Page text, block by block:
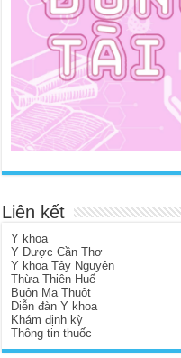
Liên kết
Y khoa
Y Dược Cần Thơ
Y khoa Tây Nguyên
Thừa Thiên Huế
Buôn Ma Thuột
Diễn đàn Y khoa
Khám định kỳ
Thông tin thuốc